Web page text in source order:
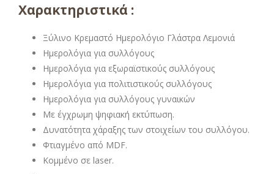
Χαρακτηριστικά :
Ξύλινο Κρεμαστό Ημερολόγιο Γλάστρα Λεμονιά
Ημερολόγια για συλλόγους
Ημερολόγια για εξωραϊστικούς συλλόγους
Ημερολόγια για πολιτιστικούς συλλόγους
Ημερολόγια για συλλόγους γυναικών
Με έγχρωμη ψηφιακή εκτύπωση.
Δυνατότητα χάραξης των στοιχείων του συλλόγου.
Φτιαγμένο από MDF.
Κομμένο σε laser.